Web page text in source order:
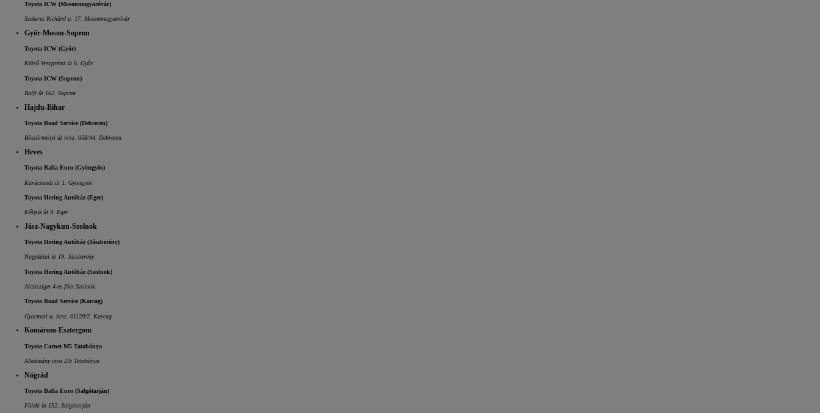
Yaris Cross
HYBRID
Toyota ICW (Mosonmagyaróvár)
Szekeres Richárd u. 17. Mosonmagyaróvár
Győr-Moson-Sopron
Toyota ICW (Győr)
Külső Veszprémi út 6. Győr
Toyota ICW (Sopron)
Balfi út 162. Sopron
Hajdu-Bihar
Toyota Road Service (Debrecen)
Böszörményi út hrsz. 058/44. Debrecen
Heves
Toyota Balla Euro (Gyöngyös)
Karácsondi út 1. Gyöngyös
Toyota Hering Autóház (Eger)
Kőlyuk út 9. Eger
Jász-Nagykun-Szolnok
Toyota Hering Autóház (Jászberény)
Nagykátai út 19. Jászberény
Toyota Hering Autóház (Szolnok)
Alcsisziget 4-es főút Szolnok
Toyota Road Service (Karcag)
Gyarmati u. hrsz. 01120/2. Karcag
Komárom-Esztergom
Toyota Carnet M5 Tatabánya
Alkotmány utca 2/b Tatabánya
Nógrád
Toyota Balla Euro (Salgótarján)
Füleki út 152. Salgótarján